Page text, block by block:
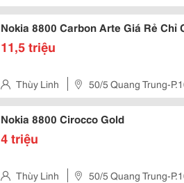
Nokia 8800 Carbon Arte Giá Rẻ Chỉ
11,5 triệu
Thùy Linh 50/5 Quang Trung-
Nokia 8800 Cirocco Gold
4 triệu
Thùy Linh 50/5 Quang Trung-